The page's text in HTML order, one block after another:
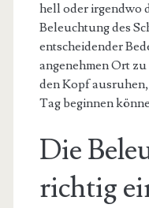
hell oder irgendwo
Beleuchtung des
entscheidender
angenehmen Ort zu
den Kopf
Tag beginnen
Die
richtig